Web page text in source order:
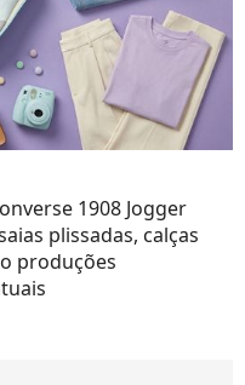
1908 Jogger
plissadas, calças
produções